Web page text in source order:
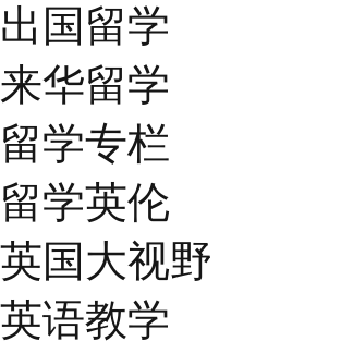
出国留学
来华留学
留学专栏
留学英伦
英国大视野
英语教学